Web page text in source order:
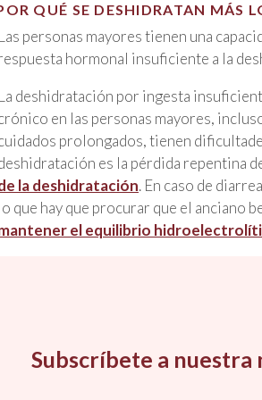
QUÉ SE DESHIDRATAN MÁS
personas mayores tienen una
hormonal insuficiente a la
deshidratación por ingesta
en las personas mayores,
prolongados, tienen
es la pérdida repentina
la deshidratación. En caso de
que hay que procurar que el anciano
el equilibrio
Subscríbete a